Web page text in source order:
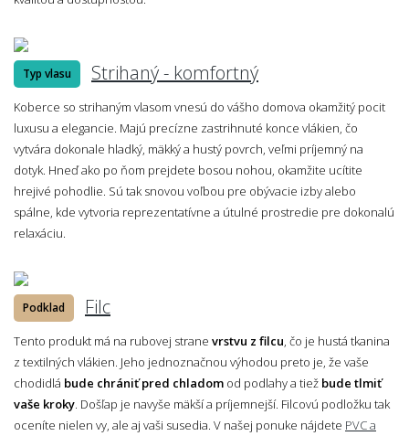
Typ vlasu Strihaný - komfortný
Koberce so strihaným vlasom vnesú do vášho domova okamžitý pocit
luxusu a elegancie. Majú precízne zastrihnuté konce vlákien, čo
vytvára dokonale hladký, mäkký a hustý povrch, veľmi príjemný na
dotyk. Hneď ako po ňom prejdete bosou nohou, okamžite ucítite
hrejivé pohodlie. Sú tak snovou voľbou pre obývacie izby alebo
spálne, kde vytvoria reprezentatívne a útulné prostredie pre dokonalú
relaxáciu.
Podklad Filc
Tento produkt má na rubovej strane vrstvu z filcu, čo je hustá tkanina
z textilných vlákien. Jeho jednoznačnou výhodou preto je, že vaše
chodidlá bude chrániť pred chladom od podlahy a tiež bude tlmiť
vaše kroky. Došľap je navyše mäkší a príjemnejší. Filcovú podložku tak
oceníte nielen vy, ale aj vaši susedia. V našej ponuke nájdete PVC a